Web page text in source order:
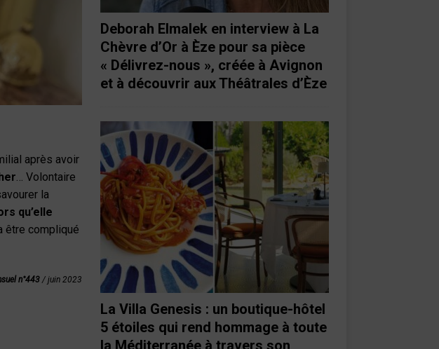
après avoir
… Volontaire
la
qu’elle
être compliqué
n°443 / juin 2023
Deborah Elmalek en interview à La
Chèvre d’Or à Èze pour sa pièce
« Délivrez-nous », créée à Avignon
et à découvrir aux Théâtrales d’Èze
La Villa Genesis : un boutique-hôtel
5 étoiles qui rend hommage à toute